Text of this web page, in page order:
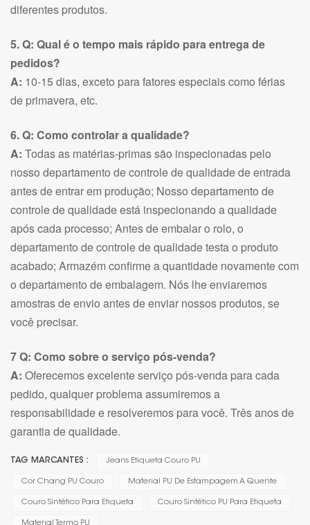
diferentes produtos.
5. Q: Qual é o tempo mais rápido para entrega de
pedidos?
A: 10-15 dias, exceto para fatores especiais como férias
de primavera, etc.
6. Q: Como controlar a qualidade?
A: Todas as matérias-primas são inspecionadas pelo
nosso departamento de controle de qualidade de entrada
antes de entrar em produção; Nosso departamento de
controle de qualidade está inspecionando a qualidade
após cada processo; Antes de embalar o rolo, o
departamento de controle de qualidade testa o produto
acabado; Armazém confirme a quantidade novamente com
o departamento de embalagem. Nós lhe enviaremos
amostras de envio antes de enviar nossos produtos, se
você precisar.
7 Q: Como sobre o serviço pós-venda?
A: Oferecemos excelente serviço pós-venda para cada
pedido, qualquer problema assumiremos a
responsabilidade e resolveremos para você. Três anos de
garantia de qualidade.
TAG MARCANTES : Jeans Etiqueta Couro PU
Cor Chang PU Couro Material PU De Estampagem A Quente
Couro Sintético Para Etiqueta Couro Sintético PU Para Etiqueta